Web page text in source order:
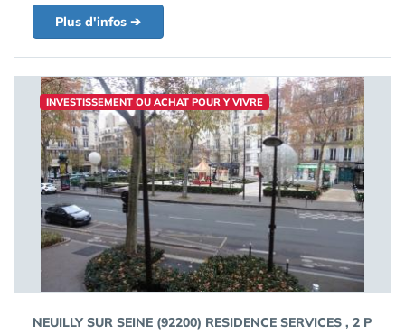
Plus d'infos ➔
INVESTISSEMENT OU ACHAT POUR Y VIVRE
NEUILLY SUR SEINE (92200) RESIDENCE SERVICES , 2 P